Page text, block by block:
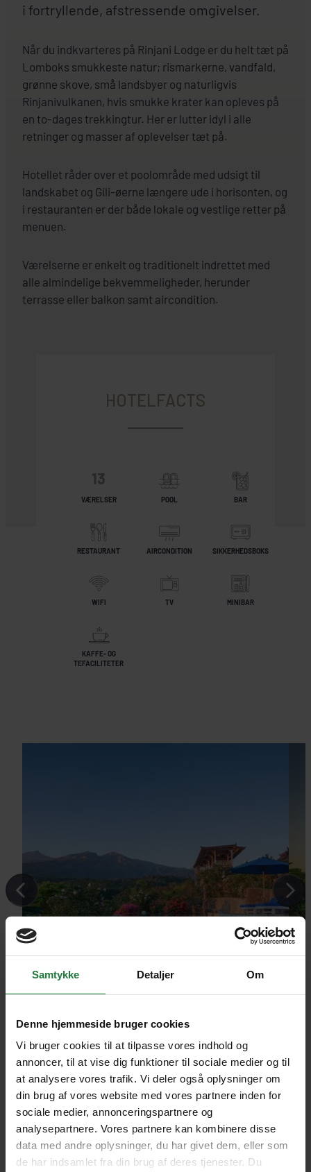
Samtykke Detaljer Om
Denne hjemmeside bruger cookies
Vi bruger cookies til at tilpasse vores indhold og
annoncer, til at vise dig funktioner til sociale medier og til
at analysere vores trafik. Vi deler også oplysninger om
din brug af vores website med vores partnere inden for
sociale medier, annonceringspartnere og
analysepartnere. Vores partnere kan kombinere disse
data med andre oplysninger, du har givet dem, eller som
de har indsamlet fra din brug af deres tjenester. Du
i fortryllende, afstressende omgivelser.
Når du indkvarteres på Rinjani Lodge er du helt tæt på
Lomboks smukkeste natur; rismarkerne, vandfald,
grønne skove, små landsbyer og naturligvis
Rinjanivulkanen, hvis smukke krater kan opleves på
en to-dages trekkingtur. Her er lutter idyl i alle
retninger og masser af oplevelser tæt på.
Hotellet råder over et poolområde med udsigt til
landskabet og Gili-øerne længere ude i horisonten, og
i restauranten er der både lokale og vestlige retter på
menuen.
Værelserne er enkelt og traditionelt indrettet med
alle almindelige bekvemmeligheder, herunder
terrasse eller balkon samt aircondition.
HOTELFACTS
13
VÆRELSER POOL BAR
RESTAURANT AIRCONDITION SIKKERHEDSBOKS
WIFI TV MINIBAR
KAFFE- OG
TEFACILITETER
0 REJSER TIL RINJANI MOUNTAIN
LODGE